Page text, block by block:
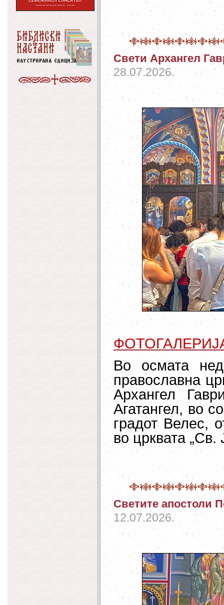
Свети Архангел
28.07.2026.
Во осмата
православна
Архангел
Агатангел, во
градот Велес,
во црквата „Св.
Светите апостоли
12.07.2026.